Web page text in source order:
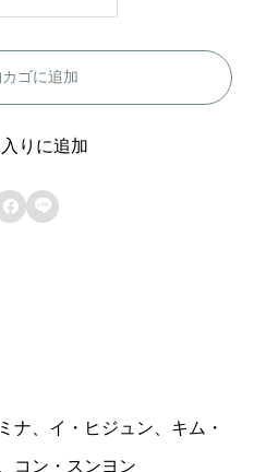
ド
マ
悪
V
ゴに追加
りに追加
 
ナ、イ・ヒジュン、キム・
コン・スンヨン